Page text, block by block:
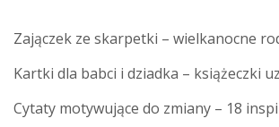
Zajączek ze skarpetki – wielkanocne
Kartki dla babci i dziadka – książeczki
Cytaty motywujące do zmiany – 18